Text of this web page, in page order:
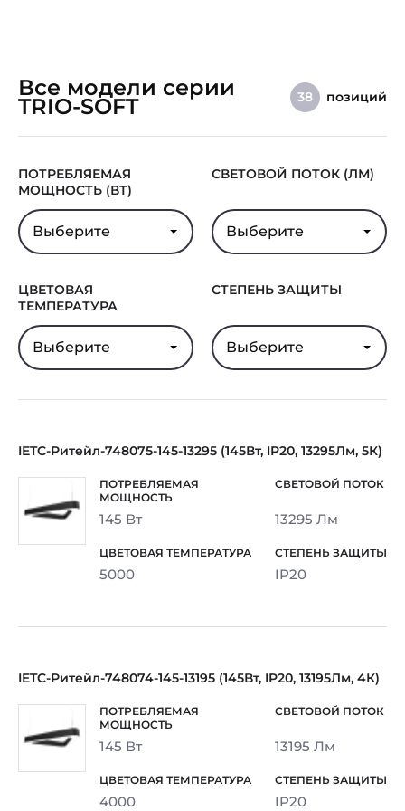
Все модели серии
TRIO-SOFT 38 позиций
ПОТРЕБЛЯЕМАЯ
МОЩНОСТЬ (ВТ)
Выберите
СВЕТОВОЙ ПОТОК (ЛМ)
Выберите
ЦВЕТОВАЯ
ТЕМПЕРАТУРА
Выберите
СТЕПЕНЬ ЗАЩИТЫ
Выберите
IETC-Ритейл-748075-145-13295 (145Вт, IP20, 13295Лм, 5К)
145 Вт 13295 Лм
5000 IP20
IETC-Ритейл-748074-145-13195 (145Вт, IP20, 13195Лм, 4К)
145 Вт 13195 Лм
4000 IP20